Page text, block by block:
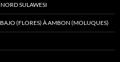
SULAWESI
(FLORES) À AMBON (MOLUQUES)